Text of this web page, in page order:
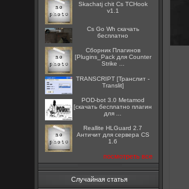
Skachatj chit Cs TCHook
v1.1
Cs Go Wh скачать
бесплатно
Сборник Плагинов
[Plugins_Pack для Counter
Strike ...
TRANSCRIPT [Транслит -
Translit]
POD-bot 3.0 Metamod
[скачать бесплатно плагин
для ...
Reallite HLGuard 2.7
Aнтичит для сервера CS
1.6
посмотреть все
Случайная статья